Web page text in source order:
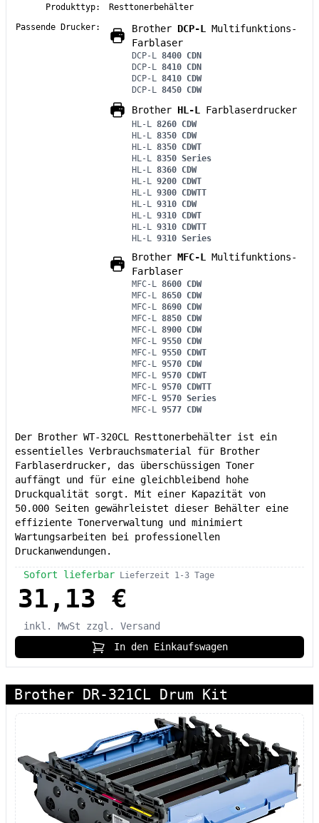
Produkttyp:
Resttonerbehälter
Passende Drucker:
Brother DCP-L
Multifunktions-
Farblaser
DCP-L 8400 CDN
DCP-L 8410 CDN
DCP-L 8410 CDW
DCP-L 8450 CDW
Brother HL-L Farblaserdrucker
HL-L 8260 CDW
HL-L 8350 CDW
HL-L 8350 CDWT
HL-L 8350 Series
HL-L 8360 CDW
HL-L 9200 CDWT
HL-L 9300 CDWTT
HL-L 9310 CDW
HL-L 9310 CDWT
HL-L 9310 CDWTT
HL-L 9310 Series
Brother MFC-L
Multifunktions-
Farblaser
MFC-L 8600 CDW
MFC-L 8650 CDW
MFC-L 8690 CDW
MFC-L 8850 CDW
MFC-L 8900 CDW
MFC-L 9550 CDW
MFC-L 9550 CDWT
MFC-L 9570 CDW
MFC-L 9570 CDWT
MFC-L 9570 CDWTT
MFC-L 9570 Series
MFC-L 9577 CDW
Der Brother WT-320CL Resttonerbehälter ist ein
essentielles Verbrauchsmaterial für Brother
Farblaserdrucker, das überschüssigen Toner
auffängt und für eine gleichbleibend hohe
Druckqualität sorgt. Mit einer Kapazität von
50.000 Seiten gewährleistet dieser Behälter eine
effiziente Tonerverwaltung und minimiert
Wartungsarbeiten bei professionellen
Druckanwendungen.
Sofort lieferbar Lieferzeit 1-3 Tage
31,13 €
inkl. MwSt
zzgl. Versand
In den Einkaufswagen
Brother DR-321CL Drum Kit